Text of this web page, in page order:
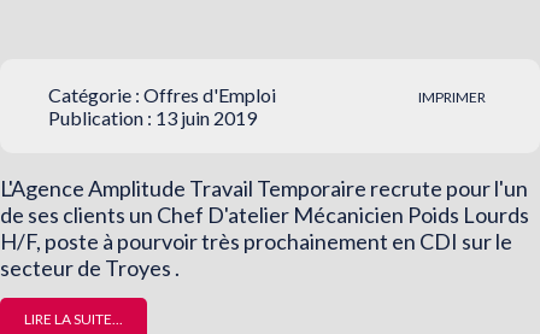
IMPRIMER
Catégorie : Offres d'Emploi
Publication : 13 juin 2019
L'Agence Amplitude Travail Temporaire recrute pour l'un
de ses clients un Chef D'atelier Mécanicien Poids Lourds
H/F, poste à pourvoir très prochainement en CDI sur le
secteur de Troyes .
LIRE LA SUITE...